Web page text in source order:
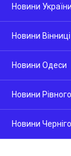
Новини України
Новини Вінниці
Новини Одеси
Новини Рівного
Новини